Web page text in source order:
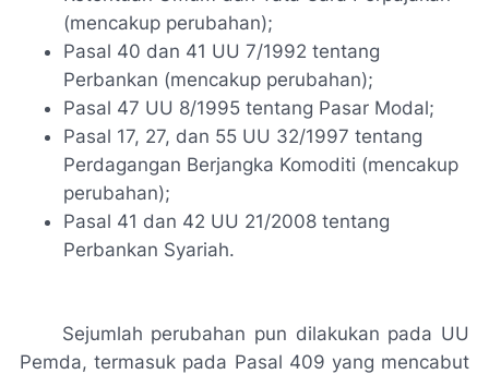
(mencakup perubahan);
Pasal 40 dan 41 UU 7/1992 tentang
Perbankan (mencakup perubahan);
Pasal 47 UU 8/1995 tentang Pasar Modal;
Pasal 17, 27, dan 55 UU 32/1997 tentang
Perdagangan Berjangka Komoditi (mencakup
perubahan);
Pasal 41 dan 42 UU 21/2008 tentang
Perbankan Syariah.
Sejumlah perubahan pun dilakukan pada UU
Pemda, termasuk pada Pasal 409 yang mencabut